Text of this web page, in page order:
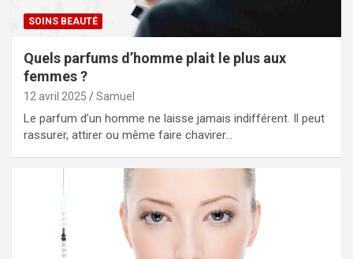
SOINS BEAUTÉ
Quels parfums d’homme plait le plus aux
femmes ?
12 avril 2025 Samuel
Le parfum d’un homme ne laisse jamais indifférent. Il peut
rassurer, attirer ou même faire chavirer…